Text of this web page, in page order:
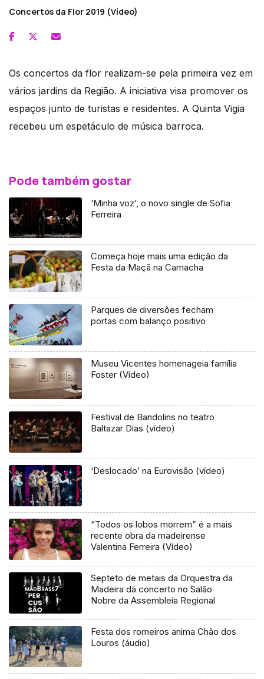
Concertos da Flor 2019 (Vídeo)
Os concertos da flor realizam-se pela primeira vez em
vários jardins da Região. A iniciativa visa promover os
espaços junto de turistas e residentes. A Quinta Vigia
recebeu um espetáculo de música barroca.
Pode também gostar
‘Minha voz’, o novo single de Sofia
Ferreira
Começa hoje mais uma edição da
Festa da Maçã na Camacha
Parques de diversões fecham
portas com balanço positivo
Museu Vicentes homenageia família
Foster (Vídeo)
Festival de Bandolins no teatro
Baltazar Dias (vídeo)
‘Deslocado’ na Eurovisão (vídeo)
“Todos os lobos morrem” é a mais
recente obra da madeirense
Valentina Ferreira (Vídeo)
Septeto de metais da Orquestra da
Madeira dá concerto no Salão
Nobre da Assembleia Regional
Festa dos romeiros anima Chão dos
Louros (áudio)